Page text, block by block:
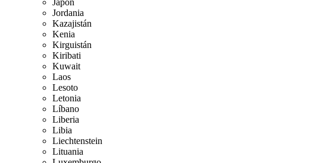
Japón
Jordania
Kazajistán
Kenia
Kirguistán
Kiribati
Kuwait
Laos
Lesoto
Letonia
Líbano
Liberia
Libia
Liechtenstein
Lituania